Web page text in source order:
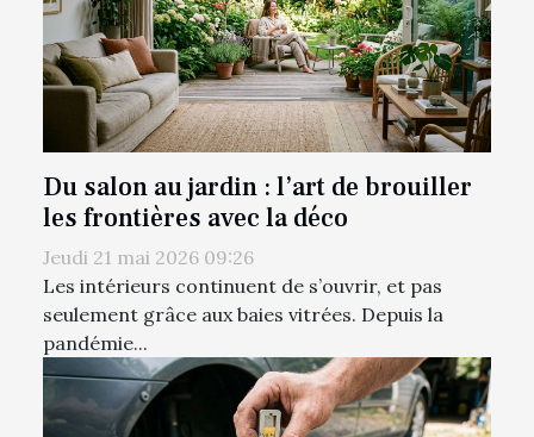
Du salon au jardin : l’art de brouiller
les frontières avec la déco
Jeudi 21 mai 2026 09:26
Les intérieurs continuent de s’ouvrir, et pas
seulement grâce aux baies vitrées. Depuis la
pandémie...